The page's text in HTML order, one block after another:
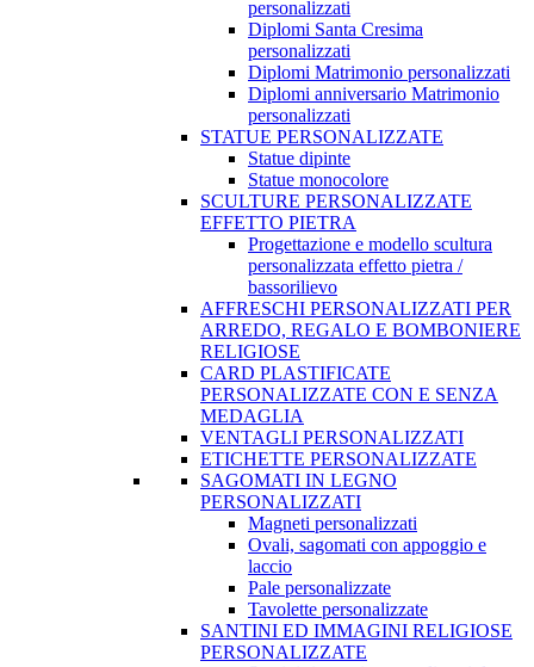
personalizzati
Diplomi Santa Cresima
personalizzati
Diplomi Matrimonio personalizzati
Diplomi anniversario Matrimonio
personalizzati
STATUE PERSONALIZZATE
Statue dipinte
Statue monocolore
SCULTURE PERSONALIZZATE
EFFETTO PIETRA
Progettazione e modello scultura
personalizzata effetto pietra /
bassorilievo
AFFRESCHI PERSONALIZZATI PER
ARREDO, REGALO E BOMBONIERE
RELIGIOSE
CARD PLASTIFICATE
PERSONALIZZATE CON E SENZA
MEDAGLIA
VENTAGLI PERSONALIZZATI
ETICHETTE PERSONALIZZATE
SAGOMATI IN LEGNO
PERSONALIZZATI
Magneti personalizzati
Ovali, sagomati con appoggio e
laccio
Pale personalizzate
Tavolette personalizzate
SANTINI ED IMMAGINI RELIGIOSE
PERSONALIZZATE